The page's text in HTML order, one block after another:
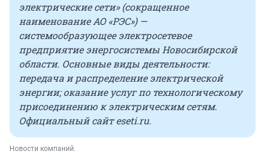
электрические сети» (сокращенное
наименование АО «РЭС») —
системообразующее электросетевое
предприятие энергосистемы Новосибирской
области. Основные виды деятельности:
передача и распределение электрической
энергии; оказание услуг по технологическому
присоединению к электрическим сетям.
Официальный сайт eseti.ru.
Новости компаний.